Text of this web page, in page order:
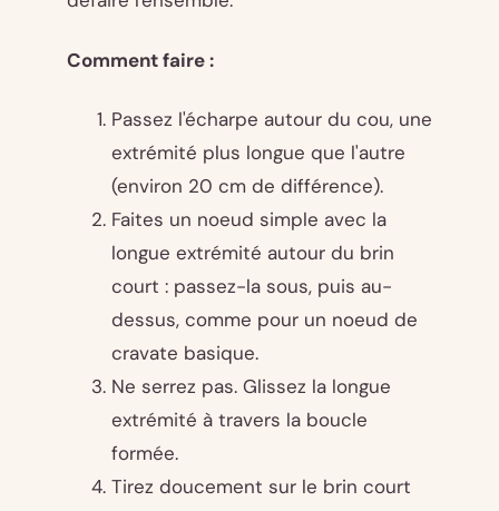
Comment faire :
Passez l'écharpe autour du cou, une
extrémité plus longue que l'autre
(environ 20 cm de différence).
Faites un noeud simple avec la
longue extrémité autour du brin
court : passez-la sous, puis au-
dessus, comme pour un noeud de
cravate basique.
Ne serrez pas. Glissez la longue
extrémité à travers la boucle
formée.
Tirez doucement sur le brin court